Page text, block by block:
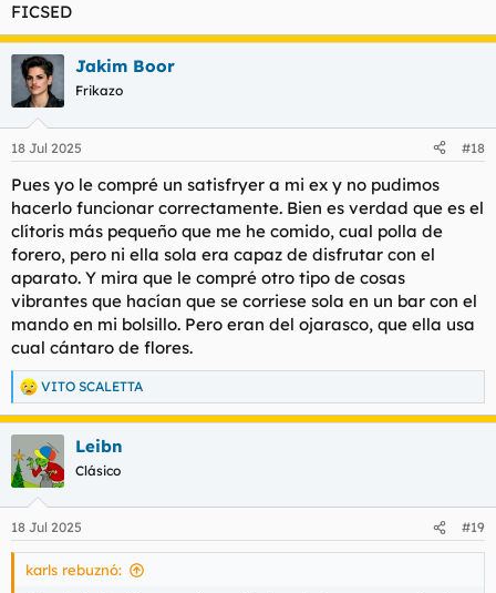
FICSED
Jakim Boor
Frikazo
18 Jul 2025 #18
Pues yo le compré un satisfryer a mi ex y no pudimos
hacerlo funcionar correctamente. Bien es verdad que es el
clítoris más pequeño que me he comido, cual polla de
forero, pero ni ella sola era capaz de disfrutar con el
aparato. Y mira que le compré otro tipo de cosas
vibrantes que hacían que se corriese sola en un bar con el
mando en mi bolsillo. Pero eran del ojarasco, que ella usa
cual cántaro de flores.
R
e
a
c
c
i
e
s
VITO SCALETTA
Leibn
Clásico
18 Jul 2025 #19
karls rebuznó: